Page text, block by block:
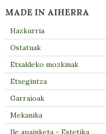
MADE IN AIHERRA
Hazkurria
Ostatuak
Etxaldeko mozkinak
Etxegintza
Garraioak
Mekanika
Ile apainketa - Estetika